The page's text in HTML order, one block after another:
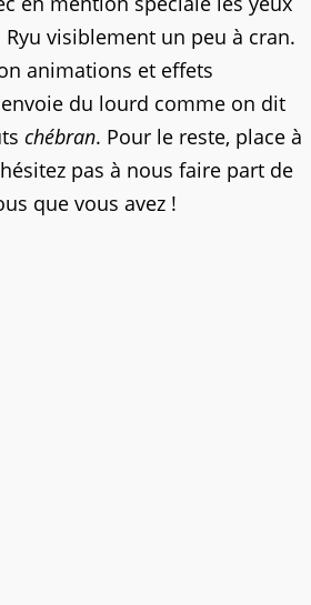
visiblement un peu à cran.
animations et effets
du lourd comme on dit
chébran. Pour le reste, place à
pas à nous faire part de
que vous avez !